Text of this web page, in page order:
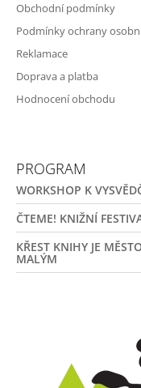
Obchodní podmínky
Podmínky ochrany
Reklamace
Doprava a platba
Hodnocení obchodu
PROGRAM
WORKSHOP K
ČTEME! KNIŽNÍ
KŘEST KNIHY JE
MALÝM